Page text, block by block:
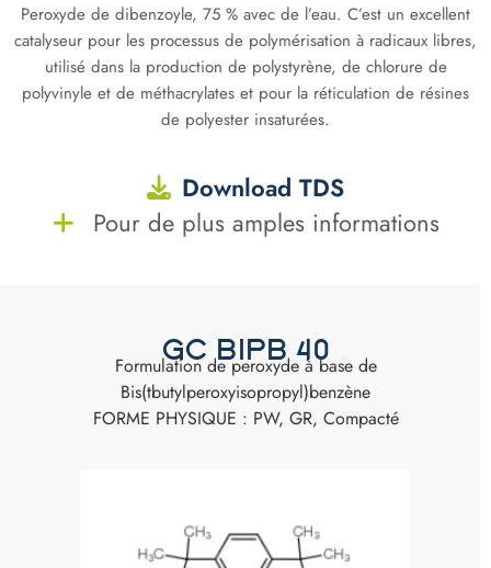
Peroxyde de dibenzoyle, 75 % avec de l’eau. C’est un excellent
catalyseur pour les processus de polymérisation à radicaux libres,
utilisé dans la production de polystyrène, de chlorure de
polyvinyle et de méthacrylates et pour la réticulation de résines
de polyester insaturées.
Download TDS
Pour de plus amples informations
GC BIPB 40
Formulation de peroxyde à base de
Bis(tbutylperoxyisopropyl)benzène
FORME PHYSIQUE : PW, GR, Compacté